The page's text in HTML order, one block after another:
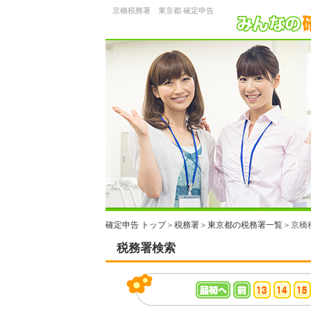
京橋税務署 東京都 確定申告
確定申告 トップ＞ 税務署 ＞ 東京都の税務署一覧 ＞京橋
税務署検索